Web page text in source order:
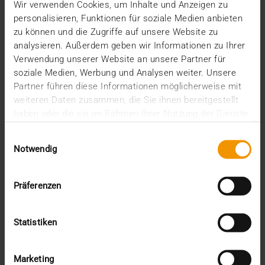
Wir verwenden Cookies, um Inhalte und Anzeigen zu
personalisieren, Funktionen für soziale Medien anbieten
zu können und die Zugriffe auf unsere Website zu
analysieren. Außerdem geben wir Informationen zu Ihrer
Verwendung unserer Website an unsere Partner für
soziale Medien, Werbung und Analysen weiter. Unsere
Partner führen diese Informationen möglicherweise mit
weiteren Daten zusammen, die Sie ihnen bereitgestellt
Notwendig
Präferenzen
Statistiken
Marketing
22.08.2023
Andreas Kaysler, langjähriger VISUS Mitarbeiter und
Manager, übernimmt die Position des…
VISUS HEALTH IT
MEHR ERFAHREN